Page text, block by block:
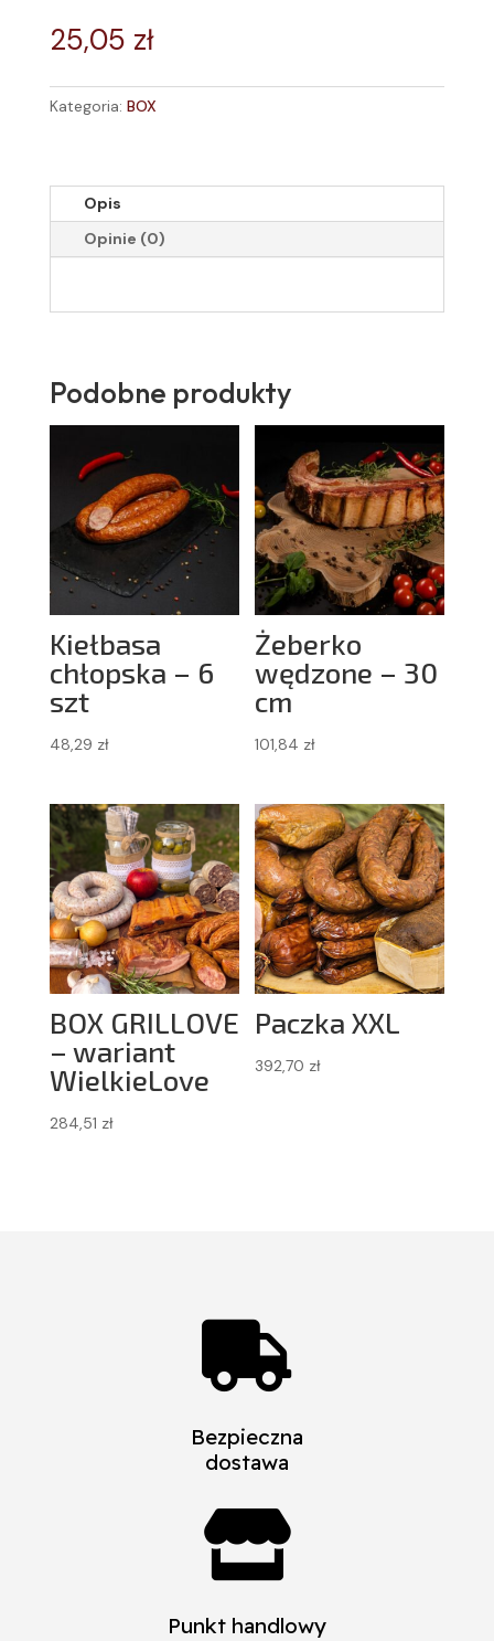
25,05 zł
Kategoria: BOX
Opis
Opinie (0)
Podobne produkty
Kiełbasa
chłopska – 6
szt
48,29 zł
Żeberko
wędzone – 30
cm
101,84 zł
BOX GRILLOVE
– wariant
WielkieLove
284,51 zł
Paczka XXL
392,70 zł

Bezpieczna
dostawa

Punkt handlowy